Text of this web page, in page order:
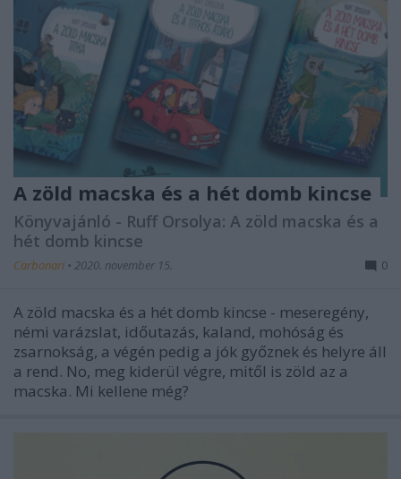
A zöld macska és a hét domb kincse
Könyvajánló - Ruff Orsolya: A zöld macska és a
hét domb kincse
Carbonari • 2020. november 15. 0
A zöld macska és a hét domb kincse - meseregény,
némi varázslat, időutazás, kaland, mohóság és
zsarnokság, a végén pedig a jók győznek és helyre áll
a rend. No, meg kiderül végre, mitől is zöld az a
macska. Mi kellene még?